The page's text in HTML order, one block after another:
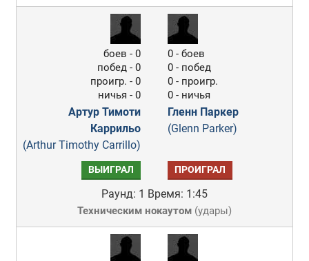
боев - 0
побед - 0
проигр. - 0
ничья - 0
Артур Тимоти
Каррильо
(Arthur Timothy Carrillo)
0 - боев
0 - побед
0 - проигр.
0 - ничья
Гленн Паркер
(Glenn Parker)
ВЫИГРАЛ ПРОИГРАЛ
Раунд: 1 Время: 1:45
Техническим нокаутом(удары)